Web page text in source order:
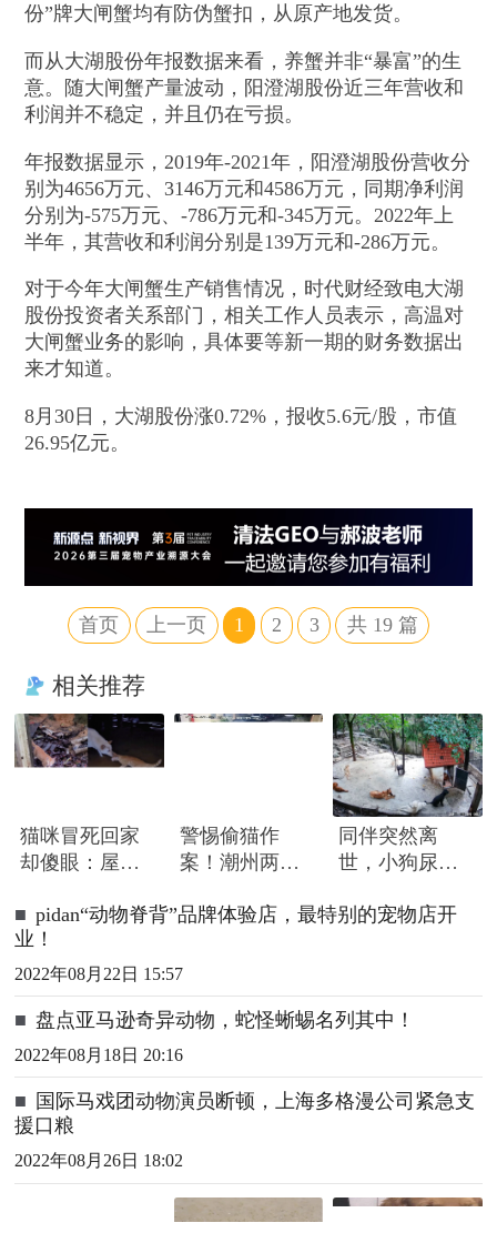
份”牌大闸蟹均有防伪蟹扣，从原产地发货。
而从大湖股份年报数据来看，养蟹并非“暴富”的生
意。随大闸蟹产量波动，阳澄湖股份近三年营收和
利润并不稳定，并且仍在亏损。
年报数据显示，2019年-2021年，阳澄湖股份营收分
别为4656万元、3146万元和4586万元，同期净利润
分别为-575万元、-786万元和-345万元。2022年上
半年，其营收和利润分别是139万元和-286万元。
对于今年大闸蟹生产销售情况，时代财经致电大湖
股份投资者关系部门，相关工作人员表示，高温对
大闸蟹业务的影响，具体要等新一期的财务数据出
来才知道。
8月30日，大湖股份涨0.72%，报收5.6元/股，市值
26.95亿元。
首页 上一页 1 2 3 共19 篇
相关推荐
猫咪冒死回家
却傻眼：屋外
洋，网友：不
回也罢
警惕偷猫作
案！潮州两日
夜间被盗事件
同伴突然离
世，小狗尿到
来，围着遗体
■ pidan“动物脊背”品牌体验店，最特别的宠物店开
业！
2022年08月22日 15:57
■ 盘点亚马逊奇异动物，蛇怪蜥蜴名列其中！
2022年08月18日 20:16
■ 国际马戏团动物演员断顿，上海多格漫公司紧急支
援口粮
2022年08月26日 18:02